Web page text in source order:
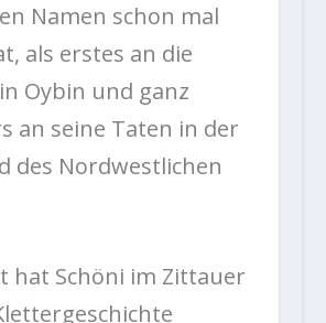
Namen schon mal
als erstes an die
Oybin und ganz
an seine Taten in der
des Nordwestlichen
hat Schöni im Zittauer